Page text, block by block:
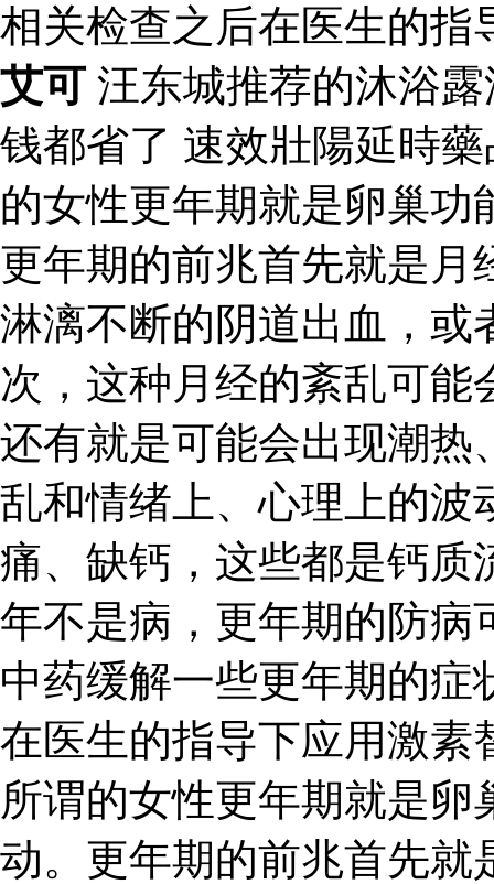
相关检查之后在医生的
艾可汪东城推荐的沐浴
钱都省了 速效壯陽延時
的女性更年期就是卵巢
更年期的前兆首先就是月
淋漓不断的阴道出血，或
次，这种月经的紊乱可
还有就是可能会出现潮热
乱和情绪上、心理上的波
痛、缺钙，这些都是钙质
年不是病，更年期的防病
中药缓解一些更年期的
在医生的指导下应用激素
所谓的女性更年期就是
动。更年期的前兆首先就